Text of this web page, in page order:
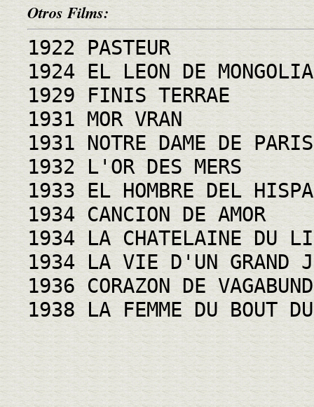
Otros Films:
1922 PASTEUR
1924 EL LEON DE MONGOLIA
1929 FINIS TERRAE
1931 MOR VRAN
1931 NOTRE DAME DE PARIS
1932 L'OR DES MERS
1933 EL HOMBRE DEL
1934 CANCION DE AMOR
1934 LA CHATELAINE DU
1934 LA VIE D'UN GRAND
1936 CORAZON DE
1938 LA FEMME DU BOUT DU